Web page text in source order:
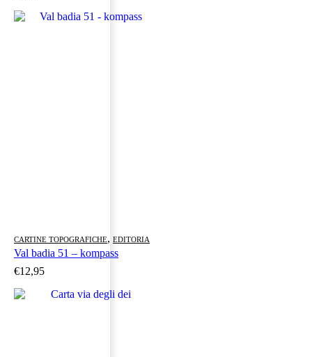
CARTINE TOPOGRAFICHE, EDITORIA
Val badia 51 – kompass
€12,95